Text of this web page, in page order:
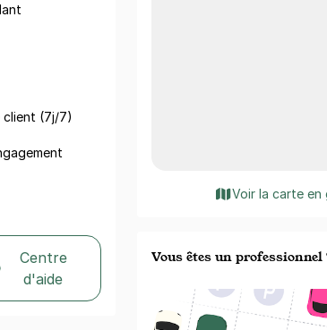
client (7j/7)
Centre
d'aide
Voir la carte en
Vous êtes un professionnel